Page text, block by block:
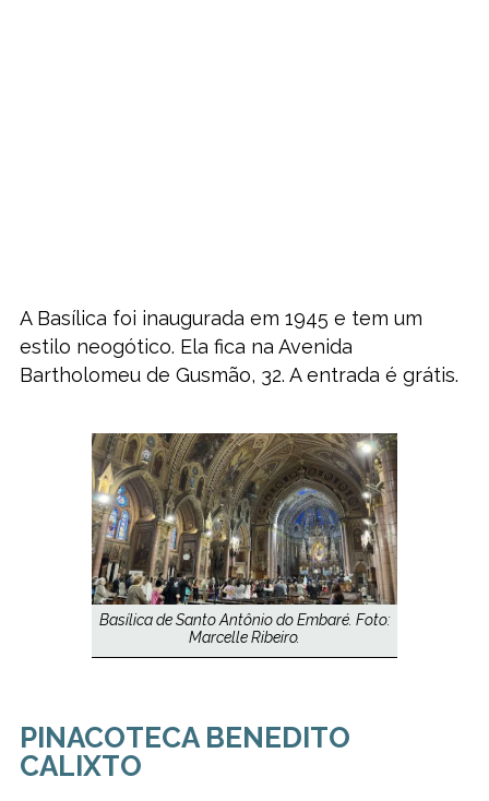
A Basílica foi inaugurada em 1945 e tem um
estilo neogótico. Ela fica na Avenida
Bartholomeu de Gusmão, 32. A entrada é grátis.
Basílica de Santo Antônio do Embaré. Foto:
Marcelle Ribeiro.
PINACOTECA BENEDITO
CALIXTO